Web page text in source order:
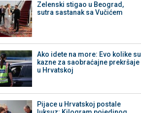
Zelenski stigao u Beograd,
sutra sastanak sa Vučićem
Ako idete na more: Evo kolike su
kazne za saobraćajne prekršaje
u Hrvatskoj
Pijace u Hrvatskoj postale